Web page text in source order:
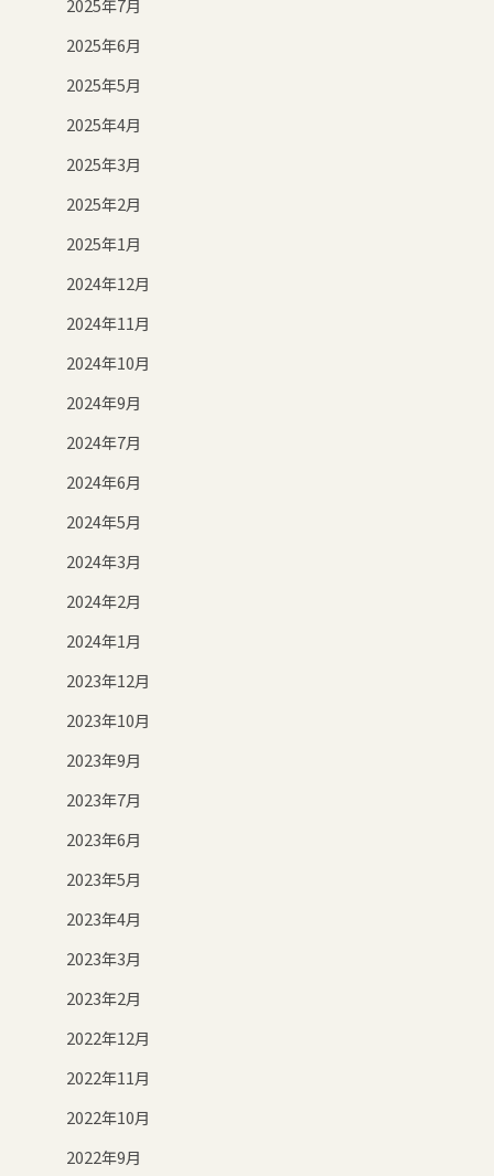
2025年7月
2025年6月
2025年5月
2025年4月
2025年3月
2025年2月
2025年1月
2024年12月
2024年11月
2024年10月
2024年9月
2024年7月
2024年6月
2024年5月
2024年3月
2024年2月
2024年1月
2023年12月
2023年10月
2023年9月
2023年7月
2023年6月
2023年5月
2023年4月
2023年3月
2023年2月
2022年12月
2022年11月
2022年10月
2022年9月